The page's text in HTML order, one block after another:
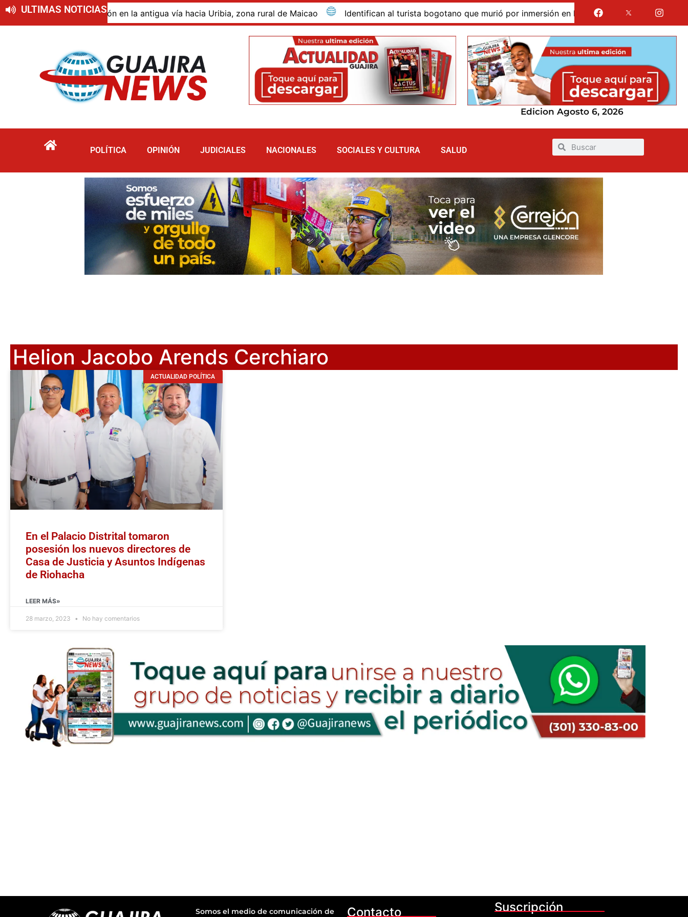
ULTIMAS NOTICIAS
de descomposición en la antigua vía hacia Uribia, zona rural de Maicao Identifican al turista bogotano que murió por inmersión en las dunas de Taroa; su cuerpo
Edicion Agosto 6, 2026
POLÍTICA OPINIÓN JUDICIALES NACIONALES SOCIALES Y CULTURA SALUD
Helion Jacobo Arends Cerchiaro
ACTUALIDAD POLÍTICA
En el Palacio Distrital tomaron
posesión los nuevos directores de
Casa de Justicia y Asuntos Indígenas
de Riohacha
LEER MÁS»
28 marzo, 2023 No hay comentarios
Somos el medio de comunicación de Contacto Suscripción